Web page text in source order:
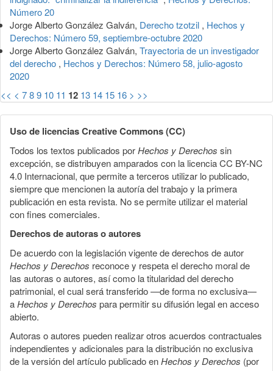
Número 20
Jorge Alberto González Galván, Derecho tzotzil , Hechos y
Derechos: Número 59, septiembre-octubre 2020
Jorge Alberto González Galván, Trayectoria de un investigador
del derecho , Hechos y Derechos: Número 58, julio-agosto
2020
<< < 789 10 11 12 13 14 15 16 > >>
Uso de licencias Creative Commons (CC)
Todos los textos publicados porHechos y Derechos sin
excepción, se distribuyen amparados con la licencia CC BY-NC
4.0 Internacional, que permite a terceros utilizar lo publicado,
siempre que mencionen la autoría del trabajo y la primera
publicación en esta revista. No se permite utilizar el material
con fines comerciales.
Derechos de autoras o autores
De acuerdo con la legislación vigente de derechos de autor
Hechos y Derechos reconoce y respeta el derecho moral de
las autoras o autores, así como la titularidad del derecho
patrimonial, el cual será transferido —de forma no exclusiva—
aHechos y Derechos para permitir su difusión legal en acceso
abierto.
Autoras o autores pueden realizar otros acuerdos contractuales
independientes y adicionales para la distribución no exclusiva
de la versión del artículo publicado enHechos y Derechos (por